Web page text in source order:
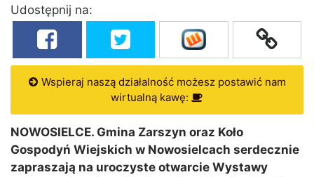
Udostępnij na:
Wspieraj naszą działalność możesz postawić nam
wirtualną kawę:
NOWOSIELCE. Gmina Zarszyn oraz Koło
Gospodyń Wiejskich w Nowosielcach serdecznie
zapraszają na uroczyste otwarcie Wystawy